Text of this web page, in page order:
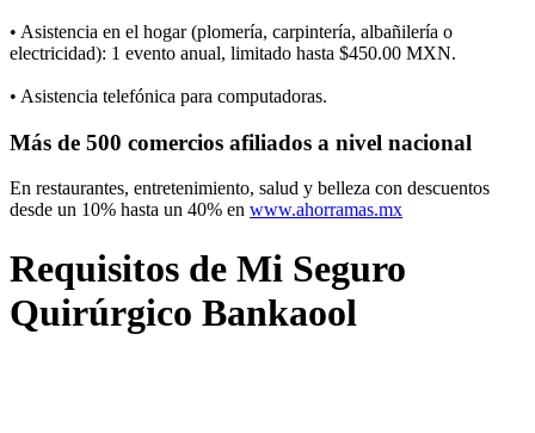
• Asistencia en el hogar (plomería, carpintería, albañilería o
electricidad): 1 evento anual, limitado hasta $450.00 MXN.
• Asistencia telefónica para computadoras.
Más de 500 comercios afiliados a nivel nacional
En restaurantes, entretenimiento, salud y belleza con descuentos
desde un 10% hasta un 40% en www.ahorramas.mx
Requisitos de Mi Seguro
Quirúrgico Bankaool